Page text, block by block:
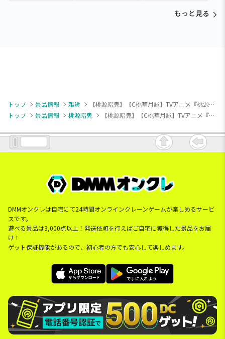
もっと見る
トップ 景品情報 雑貨
【桃源暗鬼】【C桃華月詠】TVアニメ『桃源暗鬼』 マフラータオル②
トップ
景品情報 桃源暗鬼 【桃源暗鬼】【C桃華月詠】TVアニメ『桃源暗鬼』 マフラータオル②
DMMオンクレは自宅にて24時間オンラインクレーンゲームが楽しめるサービ
スです。
遊べる景品は3,000点以上！発送依頼を行えばご自宅に獲得した景品をお届
け！
ゲット保証機能があるので、初心者の方でも安心して楽しめます。